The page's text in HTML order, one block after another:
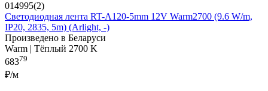
014995(2)
Светодиодная лента RT-A120-5mm 12V Warm2700 (9.6 W/m,
IP20, 2835, 5m) (Arlight, -)
Произведено в Беларуси
Warm | Тёплый 2700 K
68379
₽/м